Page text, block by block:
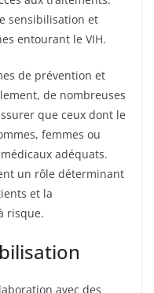
sensibilisation et
entourant le VIH.
de prévention et
de nombreuses
que ceux dont le
femmes ou
adéquats.
un rôle déterminant
et la
risque.
avec des